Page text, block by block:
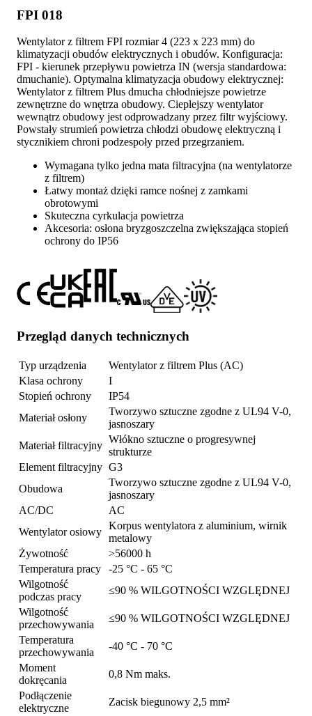
FPI 018
Wentylator z filtrem FPI rozmiar 4 (223 x 223 mm) do
klimatyzacji obudów elektrycznych i obudów. Konfiguracja:
FPI - kierunek przepływu powietrza IN (wersja standardowa:
dmuchanie). Optymalna klimatyzacja obudowy elektrycznej:
Wentylator z filtrem Plus dmucha chłodniejsze powietrze
zewnętrzne do wnętrza obudowy. Cieplejszy wentylator
wewnątrz obudowy jest odprowadzany przez filtr wyjściowy.
Powstały strumień powietrza chłodzi obudowę elektryczną i
stycznikiem chroni podzespoły przed przegrzaniem.
Wymagana tylko jedna mata filtracyjna (na wentylatorze
z filtrem)
Łatwy montaż dzięki ramce nośnej z zamkami
obrotowymi
Skuteczna cyrkulacja powietrza
Akcesoria: osłona bryzgoszczelna zwiększająca stopień
ochrony do IP56
Przegląd danych technicznych
Typ urządzenia
Wentylator z filtrem Plus (AC)
Klasa ochrony
I
Stopień ochrony
IP54
Materiał osłony
Tworzywo sztuczne zgodne z UL94 V-0,
jasnoszary
Materiał filtracyjny
Włókno sztuczne o progresywnej
strukturze
Element filtracyjny G3
Obudowa
Tworzywo sztuczne zgodne z UL94 V-0,
jasnoszary
AC/DC
AC
Wentylator osiowy
Korpus wentylatora z aluminium, wirnik
metalowy
Żywotność
>56000 h
Temperatura pracy
-25 °C - 65 °C
Wilgotność
podczas pracy
≤90 % WILGOTNOŚCI WZGLĘDNEJ
Wilgotność
przechowywania
≤90 % WILGOTNOŚCI WZGLĘDNEJ
Temperatura
przechowywania
-40 °C - 70 °C
Moment
dokręcania
0,8 Nm maks.
Podłączenie
elektryczne
Zacisk biegunowy 2,5 mm²